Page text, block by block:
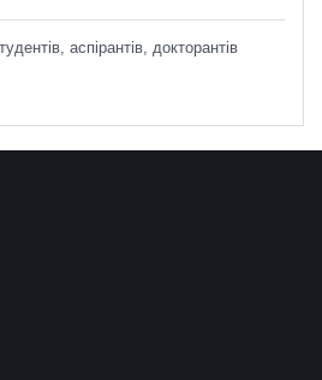
аспірантів, докторантів